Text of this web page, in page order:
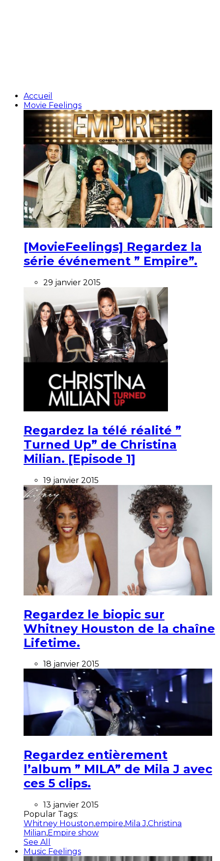
Accueil
Movie Feelings
[MovieFeelings] Regardez la
série événement ” Empire”.
29 janvier 2015
Regardez la télé réalité ”
Turned Up” de Christina
Milian. [Episode 1]
19 janvier 2015
Regardez le biopic sur
Whitney Houston de la chaîne
Lifetime.
18 janvier 2015
Regardez entièrement
l’album ” MILA” de Mila J avec
ces 5 clips.
13 janvier 2015
Popular Tags:
Whitney Houston,empire,Mila J,Christina
Milian,Empire show
See All
Music Feelings